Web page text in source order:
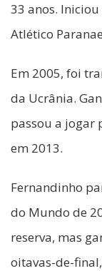
33 anos.
Atlético
Em 2005, foi
da Ucrânia.
passou a jogar
em 2013.
Fernandinho
do Mundo de
reserva, mas
oitavas-de-